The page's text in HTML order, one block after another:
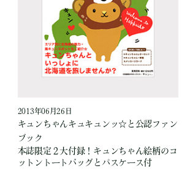
2013年06月26日
キュンちゃんキュキュンッ☆と公認ファン
ブック
本誌限定２大付録！キュンちゃん絵柄のコ
ットントートバッグとパスケース付